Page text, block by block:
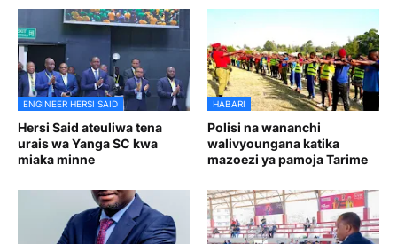
ENGINEER HERSI SAID
Hersi Said ateuliwa tena
urais wa Yanga SC kwa
miaka minne
HABARI
Polisi na wananchi
walivyoungana katika
mazoezi ya pamoja Tarime